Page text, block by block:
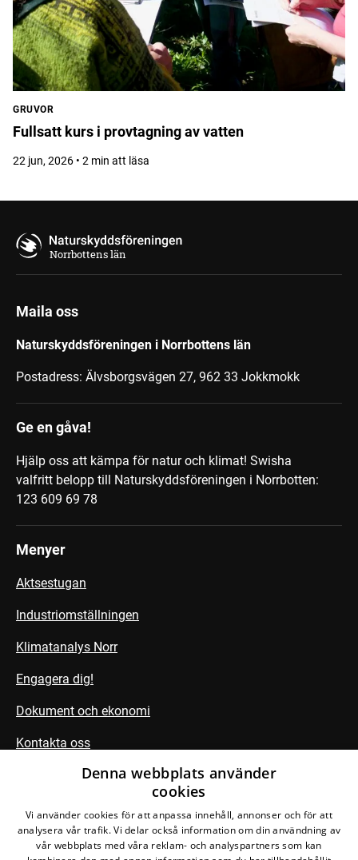
GRUVOR
Fullsatt kurs i provtagning av vatten
22 jun, 2026 • 2 min att läsa
Norrbottens län
Maila oss
Naturskyddsföreningen i Norrbottens län
Postadress: Älvsborgsvägen 27, 962 33 Jokkmokk
Ge en gåva!
Hjälp oss att kämpa för natur och klimat! Swisha
valfritt belopp till Naturskyddsföreningen i Norrbotten:
123 609 69 78
Menyer
Aktsestugan
Industriomställningen
Klimatanalys Norr
Engagera dig!
Dokument och ekonomi
Kontakta oss
Denna webbplats använder
cookies
Vi använder cookies för att anpassa innehåll, annonser och för att
analysera vår trafik. Vi delar också information om din användning av
vår webbplats med våra reklam- och analyspartners som kan